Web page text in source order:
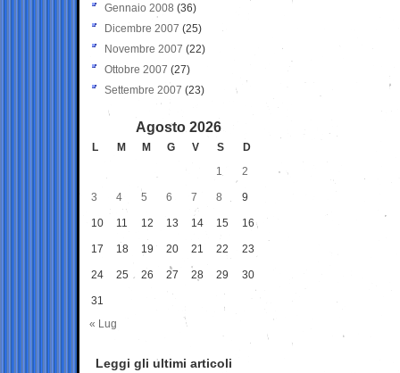
Gennaio 2008 (36)
Dicembre 2007 (25)
Novembre 2007 (22)
Ottobre 2007 (27)
Settembre 2007 (23)
Agosto 2026
L M M G V S
D
1
2
3 4 5 6 7 8 9
10 11 12 13 14 15 16
17 18 19 20 21 22 23
24 25 26 27 28 29 30
31
« Lug
Leggi gli ultimi articoli